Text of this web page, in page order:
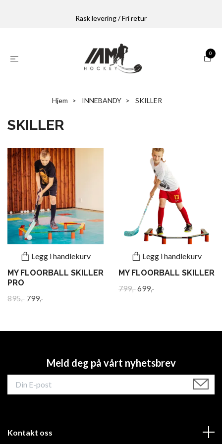
Rask levering / Fri retur
0
Hjem INNEBANDY SKILLER
SKILLER
Legg i handlekurv
MY FLOORBALL SKILLER
PRO
895,- 799,-
Legg i handlekurv
MY FLOORBALL SKILLER
799,-699,-
Meld deg på vårt nyhetsbrev
Kontakt oss